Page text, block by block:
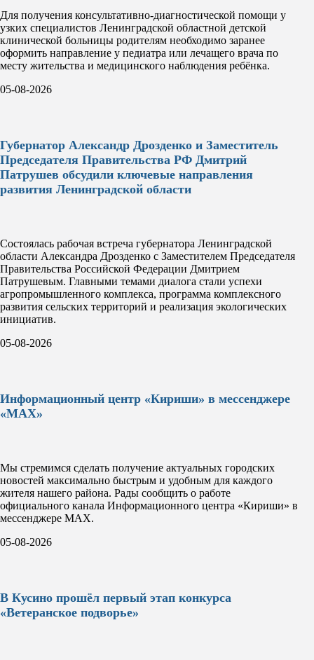
Для получения консультативно-диагностической помощи у
узких специалистов Ленинградской областной детской
клинической больницы родителям необходимо заранее
оформить направление у педиатра или лечащего врача по
месту жительства и медицинского наблюдения ребёнка.
05-08-2026
Губернатор Александр Дрозденко и Заместитель
Председателя Правительства РФ Дмитрий
Патрушев обсудили ключевые направления
развития Ленинградской области
Состоялась рабочая встреча губернатора Ленинградской
области Александра Дрозденко с Заместителем Председателя
Правительства Российской Федерации Дмитрием
Патрушевым. Главными темами диалога стали успехи
агропромышленного комплекса, программа комплексного
развития сельских территорий и реализация экологических
инициатив.
05-08-2026
Информационный центр «Кириши» в мессенджере
«MAX»
Мы стремимся сделать получение актуальных городских
новостей максимально быстрым и удобным для каждого
жителя нашего района. Рады сообщить о работе
официального канала Информационного центра «Кириши» в
мессенджере MAX.
05-08-2026
В Кусино прошёл первый этап конкурса
«Ветеранское подворье»